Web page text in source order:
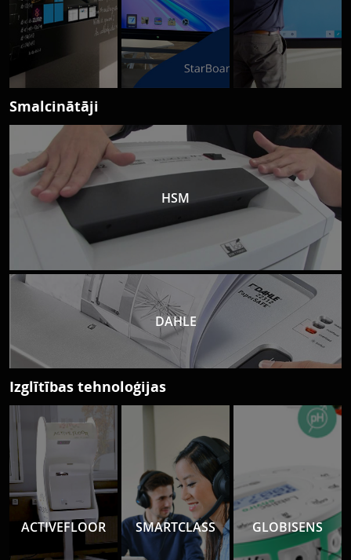
Smalcinātāji
HSM
DAHLE
Izglītības tehnoloģijas
ACTIVEFLOOR SMARTCLASS GLOBISENS